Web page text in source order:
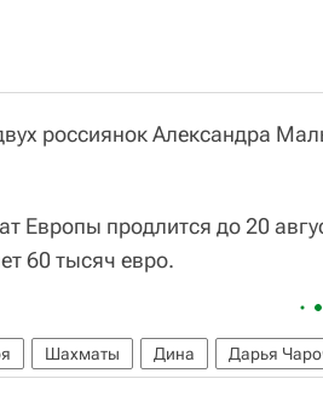
россиянок Александра
Европы продлится до 20
60 тысяч евро.
Шахматы Дина Дарья